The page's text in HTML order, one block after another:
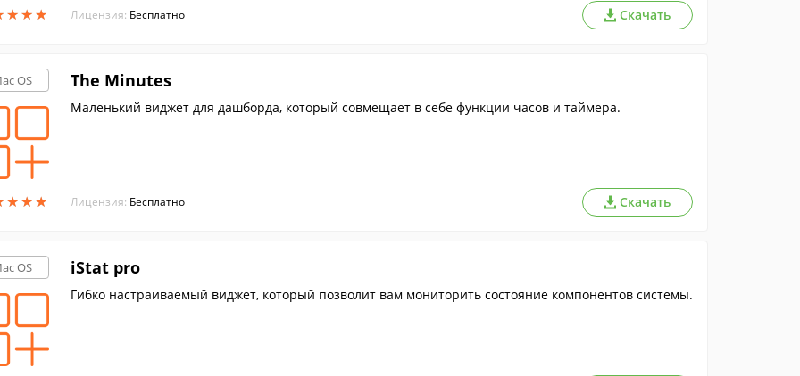
★★★
★★★ Лицензия: Бесплатно Скачать
OS
★★★
★★★
The Minutes
Маленький виджет для дашборда, который совмещает в себе функции часов и таймера.
Лицензия: Бесплатно Скачать
OS iStat pro
Гибко настраиваемый виджет, который позволит вам мониторить состояние компонентов системы.